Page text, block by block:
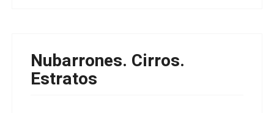
Nubarrones. Cirros.
Estratos